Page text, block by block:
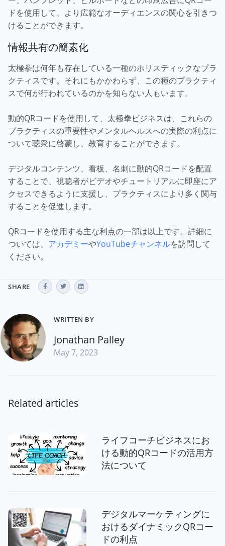
ドを使用して、より広範なオーディエンスの関心を引きつ
けることができます。
情報共有の簡素化
太極拳は何年も存在している一種のホリスティックなプラ
クティスです。それにもかかわらず、この種のプラクティ
スで何が行われているのかを知らない人もいます。
動的QRコードを使用して、太極拳ビジネスは、これらの
プラクティスの重要性やメンタルヘルスへの実際の利点に
ついて聴衆に啓蒙し、教育することができます。
デジタルコンテンツ、看板、名刺に動的QRコードを配置
することで、視聴者がビデオやチュートリアルに即座にア
クセスできるように支援し、プラクティスにより多く関与
することを促進します。
QRコードを使用する主な利点の一部は以上です。詳細に
ついては、 アカデミーやYouTubeチャンネルを訪問して
ください。
SHARE
WRITTEN BY
Jonathan Palley
May 7, 2023
Related articles
ライフコーチビジネスにお
ける動的QRコードの活用方
法について
デジタルマーケティングに
おけるダイナミックQRコー
ドの利点